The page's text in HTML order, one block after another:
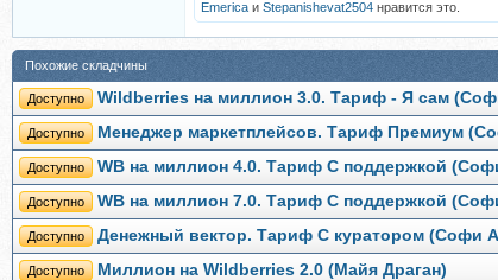
Emerica и Stepanishevat2504 нравится это.
Похожие складчины
Доступно Wildberries на миллион 3.0. Тариф - Я сам
Доступно Менеджер маркетплейсов. Тариф Премиум
Доступно WB на миллион 4.0. Тариф С поддержкой
Доступно WB на миллион 7.0. Тариф С поддержкой
Доступно Денежный вектор. Тариф С куратором (Софи
Доступно Миллион на Wildberries 2.0 (Майя Драган)